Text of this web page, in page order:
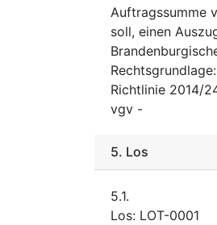
Auftragssumme
soll, einen
Rechtsgrundlage:
Richtlinie 2014/
vgv -
5. Los
5.1.
Los: LOT-0001